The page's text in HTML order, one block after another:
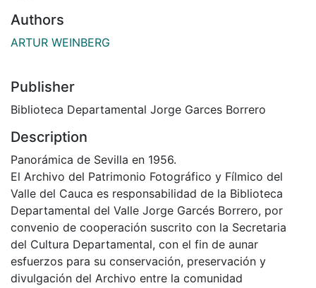
Authors
ARTUR WEINBERG
Publisher
Biblioteca Departamental Jorge Garces Borrero
Description
Panorámica de Sevilla en 1956.
El Archivo del Patrimonio Fotográfico y Fílmico del
Valle del Cauca es responsabilidad de la Biblioteca
Departamental del Valle Jorge Garcés Borrero, por
convenio de cooperación suscrito con la Secretaria
del Cultura Departamental, con el fin de aunar
esfuerzos para su conservación, preservación y
divulgación del Archivo entre la comunidad